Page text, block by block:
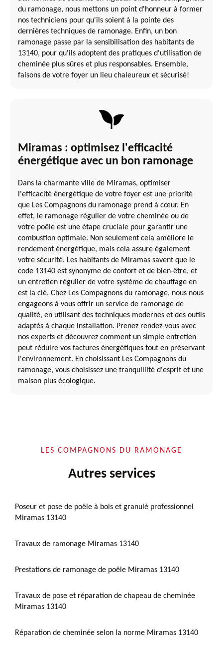
du ramonage, nous mettons un point d'honneur à former
nos techniciens pour qu'ils soient à la pointe des
dernières techniques de ramonage. Enfin, un bon
ramonage passe par la sensibilisation des habitants de
13140, pour qu'ils adoptent des pratiques d'utilisation de
cheminée plus sûres et plus responsables. Ensemble,
faisons de votre foyer un lieu chaleureux et sécurisé!
Miramas : optimisez l'efficacité
énergétique avec un bon ramonage
Dans la charmante ville de Miramas, optimiser
l'efficacité énergétique de votre foyer est une priorité
que Les Compagnons du ramonage prend à cœur. En
effet, le ramonage régulier de votre cheminée ou de
votre poêle est une étape cruciale pour garantir une
combustion optimale. Non seulement cela améliore le
rendement énergétique, mais cela assure également
votre sécurité. Les habitants de Miramas savent que le
code 13140 est synonyme de confort et de bien-être, et
un entretien régulier de votre système de chauffage en
est la clé. Chez Les Compagnons du ramonage, nous nous
engageons à vous offrir un service de ramonage de
qualité, en utilisant des techniques modernes et des outils
adaptés à chaque installation. Prenez rendez-vous avec
nos experts et découvrez comment un simple entretien
peut réduire vos factures énergétiques tout en préservant
l'environnement. En choisissant Les Compagnons du
ramonage, vous choisissez une tranquillité d'esprit et une
maison plus écologique.
LES COMPAGNONS DU RAMONAGE
Autres services
Poseur et pose de poêle à bois et granulé professionnel
Miramas 13140
Travaux de ramonage Miramas 13140
Prestations de ramonage de poêle Miramas 13140
Travaux de pose et réparation de chapeau de cheminée
Miramas 13140
Réparation de cheminée selon la norme Miramas 13140